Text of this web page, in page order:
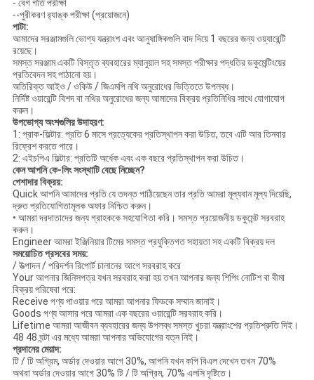
- বেগ গতি পরীক্ষা
--পুরীকরণ র‌্যাঙ্ক পরীক্ষা (প্রয়োজনে)
পাটা:
আমাদের সরঞ্জামগুলি ভোগ্য যন্ত্রাংশ এবং আনুষাঙ্গিকগুলি বাদ দিয়ে 1 বছরের জন্য ওয়্যারেন্টি
রয়েছে।
সমস্ত সরঞ্জাম একটি বিস্তৃত ব্যবহারের ম্যানুয়াল সহ সমস্ত পরীক্ষার পদ্ধতির ডকুমেন্টিংয়ের
প্রতিবেদন সহ পাঠানো হয়।
অতিরিক্ত আইও / ওকিউ / জিএমপি নথি অনুরোধের ভিত্তিতে উপলব্ধ।
নির্দিষ্ট ওয়ারেন্টি বিশদ বা নথির অনুরোধের জন্য আমাদের বিক্রয় প্রতিনিধির সাথে যোগাযোগ
করুন।
উপভোগ্য অংশগুলির উদাহরণ:
1: প্রাক-ফিল্টার: প্রতি 6 মাসে প্রত্যেকের প্রতিস্থাপন করা উচিত, তবে এটি আর তিনবার
রিফ্রেশ করতে পারে।
2: এইচপিএ ফিল্টার: প্রতিটি অর্ধেক এবং এক বছরে প্রতিস্থাপন করা উচিত।
কেন আপনি কে-লিং সংস্থাটি বেছে নিচ্ছেন?
পেশাদার বিক্রয়:
Quick আপনি আমাদের প্রতি যে তদন্ত পাঠিয়েছেন তার প্রতি আমরা মূল্যবান মূল্য দিয়েছি,
দ্রুত প্রতিযোগিতামূলক অফার নিশ্চিত করুন।
• আমরা দরদাতাদের জন্য গ্রাহককে সহযোগিতা করি। সমস্ত প্রয়োজনীয় ডকুমেন্ট সরবরাহ
করুন।
Engineer আমরা ইঞ্জিনিয়ার টিমের সমস্ত প্রযুক্তিগত সহায়তা সহ একটি বিক্রয় দল
সময়োচিত প্রসবের সময়:
/ উত্পাদন / পরিদর্শন রিপোর্ট চালানের আগে সরবরাহ করে
Your আপনার জিনিসপত্র যখন সরবরাহ করা হয় তখন আপনার জন্য শিপিং নোটিশ বা বীমা
বিক্রয় পরিষেবা পরে:
Receive পণ্য পাওয়ার পরে আমরা আপনার ফিডকে সম্মান জানাই।
Goods পণ্য আসার পরে আমরা এক বছরের ওয়ারেন্টি সরবরাহ করি।
Lifetime আমরা আজীবন ব্যবহারের জন্য উপলব্ধ সমস্ত খুচরা যন্ত্রাংশের প্রতিশ্রুতি দিই।
48 48 ঘন্টা এর মধ্যে আমরা আপনার অভিযোগের যত্ন নিই।
প্রদানের মেয়াদ:
টি / টি অগ্রিম, অর্ডার দেওয়ার আগে 30%, আপনি যখন কপি বিএল দেখেন তখন 70%
অথবা অর্ডার দেওয়ার আগে 30% টি / টি অগ্রিম, 70% এলসি দৃষ্টিতে।